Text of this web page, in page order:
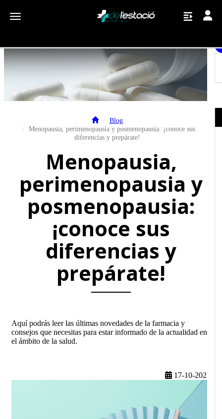
Toggle navigation
Blog
Menopausia, perimenopausia y posmenopausia: ¡conoce sus
diferencias y prepárate!
Menopausia,
perimenopausia y
posmenopausia:
¡conoce sus
diferencias y
prepárate!
Aquí podrás leer las últimas novedades de la farmacia y
consejos que necesitas para estar informado de la actualidad en
el ámbito de la salud.
17-10-2022